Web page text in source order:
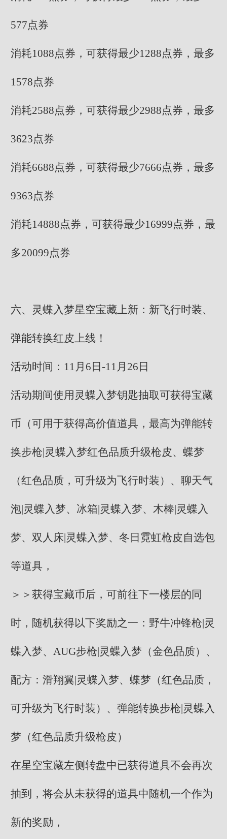
577点券
消耗1088点券，可获得最少1288点券，最多
1578点券
消耗2588点券，可获得最少2988点券，最多
3623点券
消耗6688点券，可获得最少7666点券，最多
9363点券
消耗14888点券，可获得最少16999点券，最
多20099点券
六、灵蝶入梦星空宝藏上新：新飞行时装、
弹能转换红皮上线！
活动时间：11月6日-11月26日
活动期间使用灵蝶入梦钥匙抽取可获得宝藏
币（可用于获得高价值道具，最高为弹能转
换步枪|灵蝶入梦红色品质升级枪皮、蝶梦
（红色品质，可升级为飞行时装）、聊天气
泡|灵蝶入梦、冰箱|灵蝶入梦、木棒|灵蝶入
梦、双人床|灵蝶入梦、冬日霓虹枪皮自选包
等道具，
＞＞获得宝藏币后，可前往下一楼层的同
时，随机获得以下奖励之一：野牛冲锋枪|灵
蝶入梦、AUG步枪|灵蝶入梦（金色品质）、
配方：滑翔翼|灵蝶入梦、蝶梦（红色品质，
可升级为飞行时装）、弹能转换步枪|灵蝶入
梦（红色品质升级枪皮）
在星空宝藏左侧转盘中已获得道具不会再次
抽到，将会从未获得的道具中随机一个作为
新的奖励，